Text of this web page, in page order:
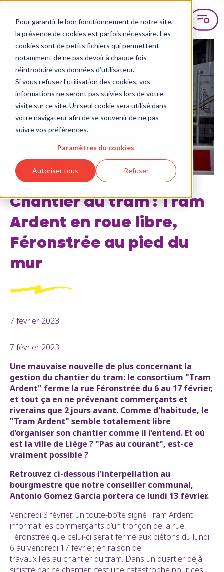
Pour garantir le bon fonctionnement de notre site,
la présence de cookies est parfois nécessaire. Les
cookies sont de petits fichiers qui permettent
notamment de ne pas devoir à chaque fois
réintroduire vos données d’utilisateur.
Si vous refusez l'utilisation des cookies, vos
informations ne seront pas suivies lors de votre
visite sur ce site. Un seul cookie sera utilisé dans
votre navigateur afin de se souvenir de ne pas
suivre vos préférences.
Paramètres du cookies
Autoriser tous Refuser
Chantier du tram : Tram
Ardent en roue libre,
Féronstrée au pied du
mur
7 février 2023
7 février 2023
Une mauvaise nouvelle de plus concernant la
gestion du chantier du tram: le consortium "Tram
Ardent" ferme la rue Féronstrée du 6 au 17 février,
et tout ça en ne prévenant commerçants et
riverains que 2 jours avant. Comme d'habitude, le
"Tram Ardent" semble totalement libre
d’organiser son chantier comme il l’entend. Et où
est la ville de Liège ? "Pas au courant", est-ce
vraiment possible ?
Retrouvez ci-dessous l'interpellation au
bourgmestre que notre conseiller communal,
Antonio Gomez Garcia portera ce lundi 13 février.
Vendredi 3 février, un toute-boîte signé Tram Ardent
informait les commerçants d’un tronçon de la rue
Féronstrée que celui-ci serait fermé aux piétons du lundi
6 au vendredi 17 février, en raison de
travaux liés au chantier du tram. Dans un quartier déjà